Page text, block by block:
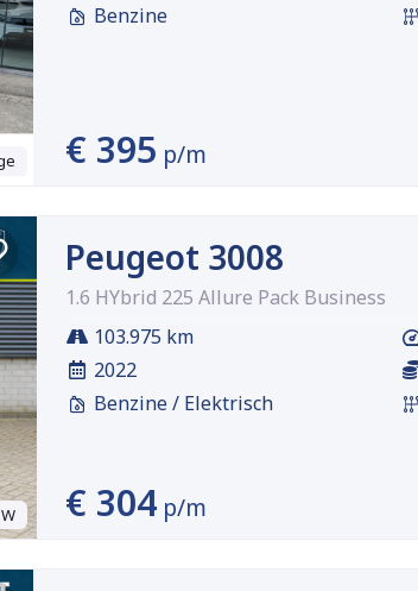
Benzine
€ 395 p/m
Peugeot 3008
1.6 HYbrid 225 Allure Pack Business
103.975 km
2022
Benzine / Elektrisch
€ 304 p/m